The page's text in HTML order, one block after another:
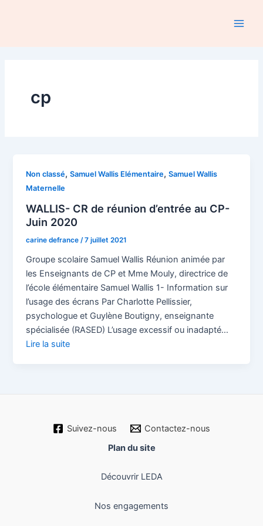
cp
Non classé,Samuel Wallis Elémentaire,Samuel Wallis
Maternelle
WALLIS- CR de réunion d’entrée au CP-
Juin 2020
carine defrance/7 juillet 2021
Groupe scolaire Samuel Wallis Réunion animée par
les Enseignants de CP et Mme Mouly, directrice de
l’école élémentaire Samuel Wallis 1- Information sur
l’usage des écrans Par Charlotte Pellissier,
psychologue et Guylène Boutigny, enseignante
spécialisée (RASED) L’usage excessif ou inadapté…
Lire la suite
Suivez-nous
Contactez-nous
Plan du site
Découvrir LEDA
Nos engagements